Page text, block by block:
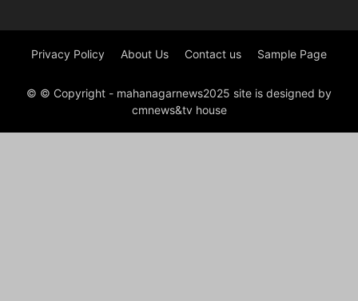
Privacy Policy About Us Contact us Sample Page
© © Copyright - mahanagarnews2025 site is designed by
cmnews&tv house